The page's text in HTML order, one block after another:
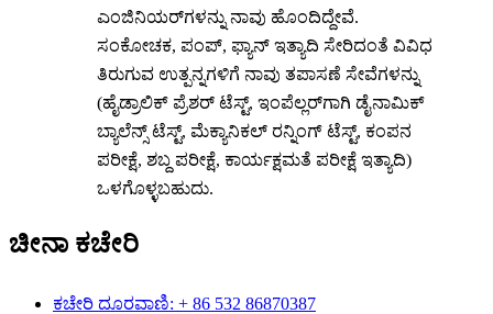
ಎಂಜಿನಿಯರ್‌ಗಳನ್ನು ನಾವು ಹೊಂದಿದ್ದೇವೆ.
ಸಂಕೋಚಕ, ಪಂಪ್, ಫ್ಯಾನ್ ಇತ್ಯಾದಿ ಸೇರಿದಂತೆ ವಿವಿಧ
ತಿರುಗುವ ಉತ್ಪನ್ನಗಳಿಗೆ ನಾವು ತಪಾಸಣೆ ಸೇವೆಗಳನ್ನು
(ಹೈಡ್ರಾಲಿಕ್ ಪ್ರೆಶರ್ ಟೆಸ್ಟ್, ಇಂಪೆಲ್ಲರ್‌ಗಾಗಿ ಡೈನಾಮಿಕ್
ಬ್ಯಾಲೆನ್ಸ್ ಟೆಸ್ಟ್, ಮೆಕ್ಯಾನಿಕಲ್ ರನ್ನಿಂಗ್ ಟೆಸ್ಟ್, ಕಂಪನ
ಪರೀಕ್ಷೆ, ಶಬ್ದ ಪರೀಕ್ಷೆ, ಕಾರ್ಯಕ್ಷಮತೆ ಪರೀಕ್ಷೆ ಇತ್ಯಾದಿ)
ಒಳಗೊಳ್ಳಬಹುದು.
ಚೀನಾ ಕಚೇರಿ
ಕಚೇರಿ ದೂರವಾಣಿ: + 86 532 86870387